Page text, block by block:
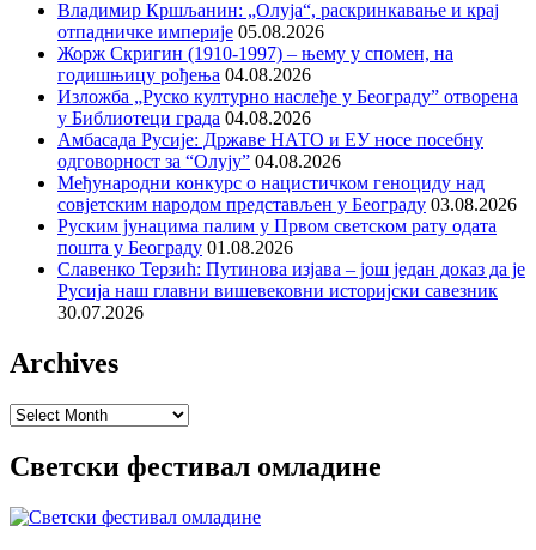
Владимир Кршљанин: „Олуја“, раскринкавање и крај
отпадничке империје 05.08.2026
Жорж Скригин (1910-1997) – њему у спомен, на
годишњицу рођења 04.08.2026
Изложба „Руско културно наслеђе у Београду” отворена
у Библиотеци града 04.08.2026
Амбасада Русије: Државе НАТО и ЕУ носе посебну
одговорност за “Олују” 04.08.2026
Међународни конкурс о нацистичком геноциду над
совјетским народом представљен у Београду 03.08.2026
Руским јунацима палим у Првом светском рату одата
пошта у Београду 01.08.2026
Славенко Терзић: Путинова изјава – још један доказ да је
Русија наш главни вишевековни историјски савезник
30.07.2026
Archives
Archives
Светски фестивал омладине